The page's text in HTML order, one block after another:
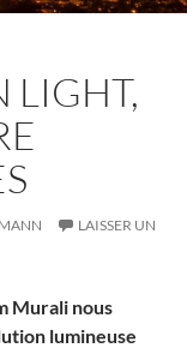
LIGHT,
LAISSER UN
Murali nous
lumineuse